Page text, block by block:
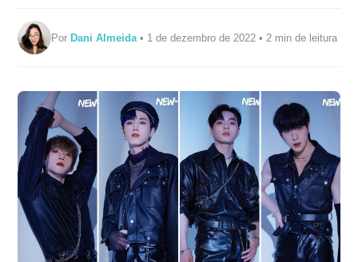
PorDani Almeida • 1 de dezembro de 2022 • 2 min de leitura